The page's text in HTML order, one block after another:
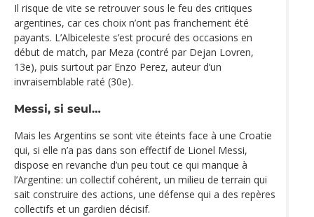
Il risque de vite se retrouver sous le feu des critiques
argentines, car ces choix n’ont pas franchement été
payants. L’Albiceleste s’est procuré des occasions en
début de match, par Meza (contré par Dejan Lovren,
13e), puis surtout par Enzo Perez, auteur d’un
invraisemblable raté (30e).
Messi, si seul…
Mais les Argentins se sont vite éteints face à une Croatie
qui, si elle n’a pas dans son effectif de Lionel Messi,
dispose en revanche d’un peu tout ce qui manque à
l’Argentine: un collectif cohérent, un milieu de terrain qui
sait construire des actions, une défense qui a des repères
collectifs et un gardien décisif.